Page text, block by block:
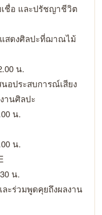
ชื่อ และปรัชญาชีวิต
สดงศิลปะที่ฌาณไม้
น.
อประสบการณ์เสียง
านศิลปะ
น.
น.
น.
ะร่วมพูดคุยถึงผลงาน